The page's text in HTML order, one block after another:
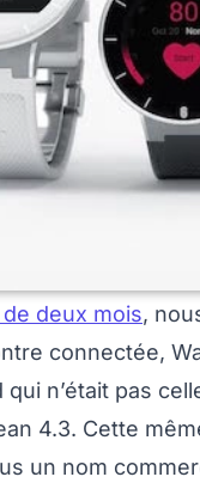
deux mois,
connectée,
qui n’était pas
4.3. Cette
un nom